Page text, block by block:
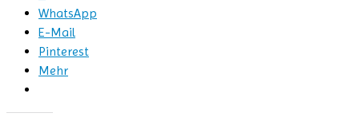
WhatsApp
E-Mail
Pinterest
Mehr